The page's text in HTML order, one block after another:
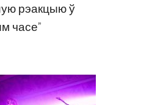
рэакцыю ў
часе”